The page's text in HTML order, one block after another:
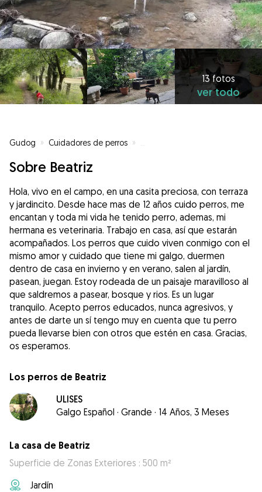
13 fotos
ver todo
Gudog » Cuidadores de perros »
Sobre Beatriz
Hola, vivo en el campo, en una casita preciosa, con terraza
y jardincito. Desde hace mas de 12 años cuido perros, me
encantan y toda mi vida he tenido perro, ademas, mi
hermana es veterinaria. Trabajo en casa, así que estarán
acompañados. Los perros que cuido viven conmigo con el
mismo amor y cuidado que tiene mi galgo, duermen
dentro de casa en invierno y en verano, salen al jardín,
pasean, juegan. Estoy rodeada de un paisaje maravilloso al
que saldremos a pasear, bosque y rios. Es un lugar
tranquilo. Acepto perros educados, nunca agresivos, y
antes de darte un sí tengo muy en cuenta que tu perro
pueda llevarse bien con otros que estén en casa. Gracias,
os esperamos.
Los perros de Beatriz
ULISES
Galgo Español · Grande · 14 Años, 3 Meses
La casa de Beatriz
Superficie de Zonas Exteriores : 500 m²
Jardín